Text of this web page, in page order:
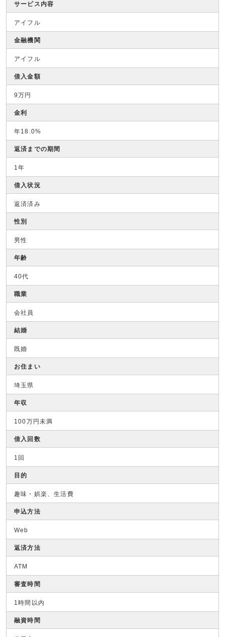
サービス内容
アイフル
金融機関
アイフル
借入金額
9万円
金利
年18.0%
返済までの期間
1年
借入状況
返済済み
性別
男性
年齢
40代
職業
会社員
結婚
既婚
お住まい
埼玉県
年収
100万円未満
借入回数
1回
目的
趣味・娯楽、生活費
申込方法
Web
返済方法
ATM
審査時間
1時間以内
融資時間